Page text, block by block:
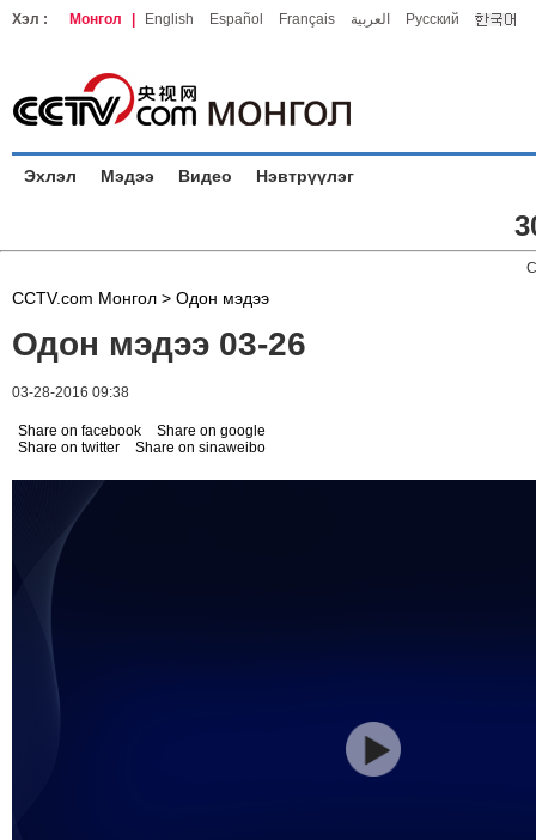
Хэл : Монгол English Español Français العربية Русский
Эхлэл Мэдээ Видео Нэвтрүүлэг
CCTV.com Монгол > Одон мэдээ
Одон мэдээ 03-26
03-28-2016 09:38
Share on facebook
Share on google
Share on twitter
Share on sinaweibo